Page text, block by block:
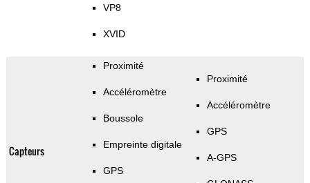
VP8
XVID
Capteurs
Proximité
Accéléromètre
Boussole
Empreinte digitale
GPS
Proximité
Accéléromètre
GPS
A-GPS